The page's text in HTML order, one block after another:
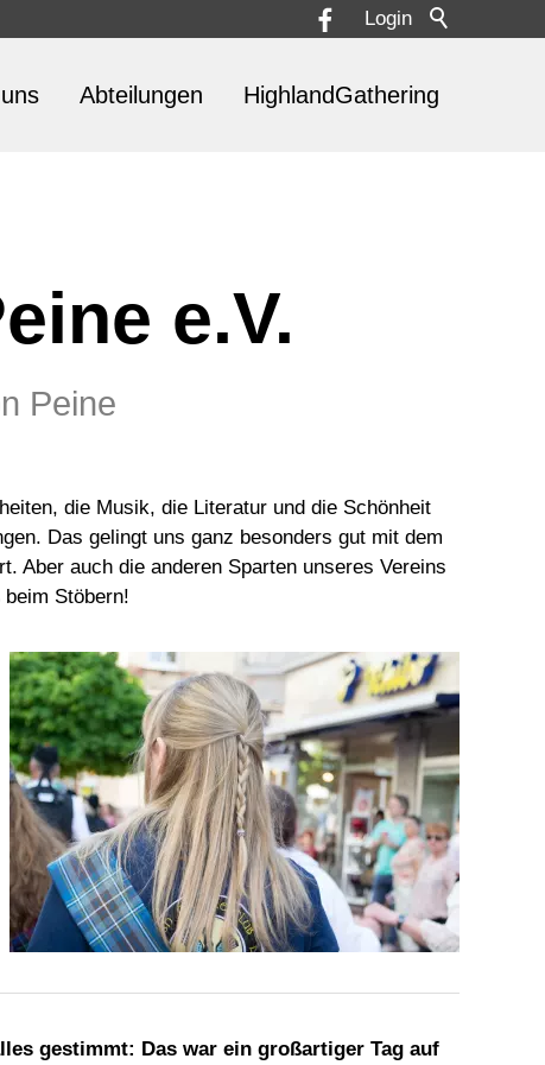
Login
Abteilungen HighlandGathering
e.V.
Peine
die Musik, die Literatur und die Schönheit
Das gelingt uns ganz besonders gut mit dem
Aber auch die anderen Sparten unseres Vereins
Stöbern!
gestimmt: Das war ein großartiger Tag auf